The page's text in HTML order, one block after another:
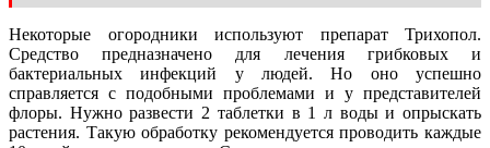
Некоторые огородники используют препарат Трихопол.
Средство предназначено для лечения грибковых и
бактериальных инфекций у людей. Но оно успешно
справляется с подобными проблемами и у представителей
флоры. Нужно развести 2 таблетки в 1 л воды и опрыскать
растения. Такую обработку рекомендуется проводить каждые